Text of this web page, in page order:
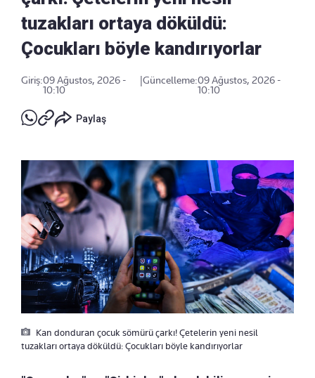
tuzakları ortaya döküldü:
Çocukları böyle kandırıyorlar
Giriş:09 Ağustos, 2026 -
10:10
Güncelleme:09 Ağustos, 2026 -
10:10
Paylaş
Kan donduran çocuk sömürü çarkı! Çetelerin yeni nesil
tuzakları ortaya döküldü: Çocukları böyle kandırıyorlar